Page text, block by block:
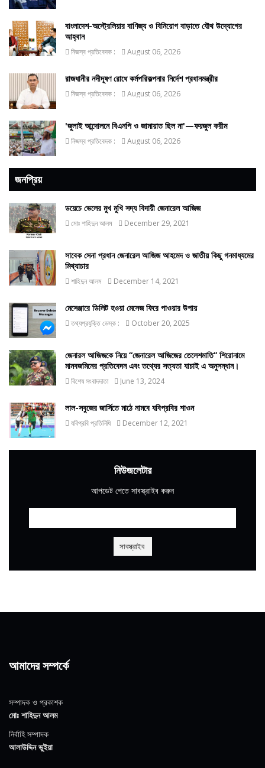
বাংলাদেশ-অস্ট্রেলিয়ার বাণিজ্য ও বিনিয়োগ বাড়াতে যৌথ উদ্যোগের
আহ্বান
নিজস্ব প্রতিবেদক : August 06, 2026
রাজধানীর নদীদূষণ রোধে কর্মপরিকল্পনার নির্দেশ প্রধানমন্ত্রীর
নিজস্ব প্রতিবেদক : August 06, 2026
'জুলাই আন্দোলনে বিএনপি ও জামায়াত ছিল না'—ফয়জুল করীম
নিজস্ব প্রতিবেদক : August 06, 2026
জনপ্রিয়
ডয়েচে ভেলের মুখ মুখি সদ্য বিদায়ী জেনারেল আজিজ
মোঃ শাহিদুন আলম December 29, 2021
সাবেক সেনা প্রধান জেনারেল আজিজ আহমেদ ও জাতীয় কিছু গনমাধ্যমের
মিথ্যাচার
শাহিদুন আলম December 14, 2021
মেসেঞ্জারে ডিলিট হওয়া মেসেজ ফিরে পাওয়ার উপায়
তথ্যপ্রযুক্তি ডেস্ক : October 20, 2025
জেনারল আজিজকে নিয়ে “জেনারেল আজিজের তেলেশমাতি” শিরোনামে
মানবজমিনের প্রতিবেদন এবং তথ্যের সত্যতা যাচাই এ অনুসন্ধান।
বিশেষ সংবাদদাতা June 13, 2024
লাল-সবুজের জার্সিতে মাঠে নামবে যবিপ্রবির শাওন
যবিপ্রবি প্রতিনিধি December 12, 2021
নিউজলেটার
আপডেট পেতে সাবস্ক্রাইব করুন
আমাদের সম্পর্কে
সম্পাদক ও প্রকাশক
মোঃ শাহিদুন আলম
নির্বাহি সম্পাদক
আলাউদ্দিন ভুইয়া